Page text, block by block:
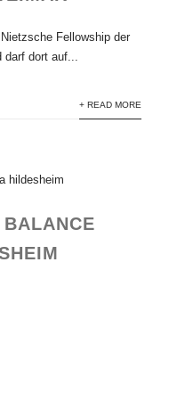
Fellowship der
dort auf...
+ READ MORE